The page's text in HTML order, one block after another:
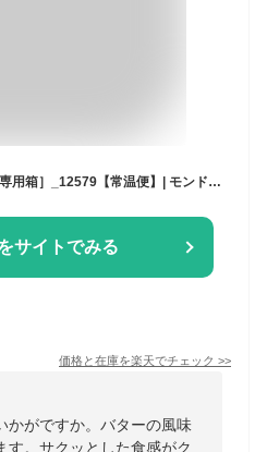
こがしバターケーキ 18個入［専用箱］_12579【常温便】| モンドセレクション最高金賞 お歳暮 お年賀 帰省暮 焦がしバター バターケーキ マドレーヌ カップケーキ ギフト プレゼント お菓子 洋菓子 御中元 陣中見舞 内祝 御祝 大阪 お土産 大阪土産 詰め合わせ 詰合せ 個包装
サイトでみる
価格と在庫を楽天でチェック >>
かがですか。バターの風味
す。サクッとした食感がク